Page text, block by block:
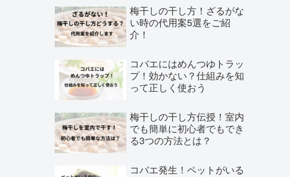
梅干しの干し方！ざるがな
い時の代用案5選をご紹
介！
コバエにはめんつゆトラッ
プ！効かない？仕組みを知
って正しく使おう
梅干しの干し方伝授！室内
でも簡単に初心者でもでき
る3つの方法とは？
コバエ発生！ペットがいる